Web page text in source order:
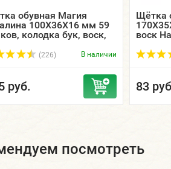
обувная Магия
100Х36Х16 мм 59
колодка бук, воск,
(226) В наличии
руб.
Щётка
воск
83
посмотреть